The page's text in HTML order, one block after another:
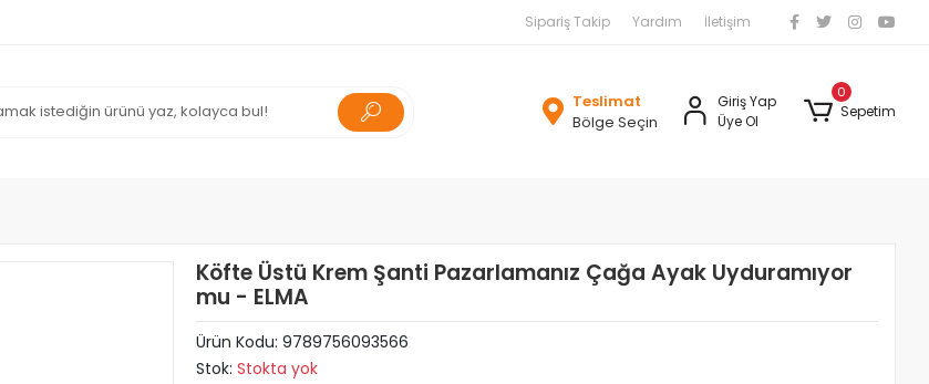
Sipariş Takip Yardım İletişim
Teslimat
Bölge Seçin
Giriş Yap
Üye Ol
0
Sepetim
Köfte Üstü Krem Şanti Pazarlamanız Çağa Ayak Uyduramıyor
mu - ELMA
Ürün Kodu: 9789756093566
Stok: Stokta yok